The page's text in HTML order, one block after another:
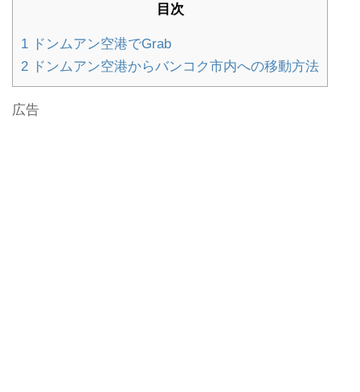
目次
1 ドンムアン空港でGrab
2 ドンムアン空港からバンコク市内への移動方法
広告